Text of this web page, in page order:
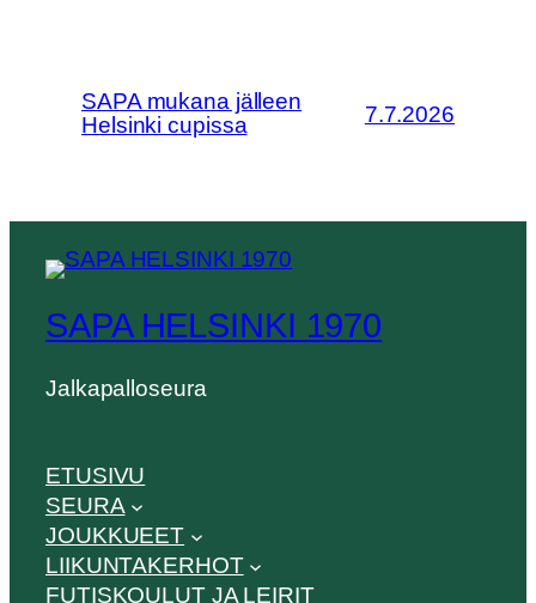
SAPA mukana jälleen
Helsinki cupissa
7.7.2026
SAPA HELSINKI 1970
Jalkapalloseura
ETUSIVU
SEURA
JOUKKUEET
LIIKUNTAKERHOT
FUTISKOULUT JA LEIRIT